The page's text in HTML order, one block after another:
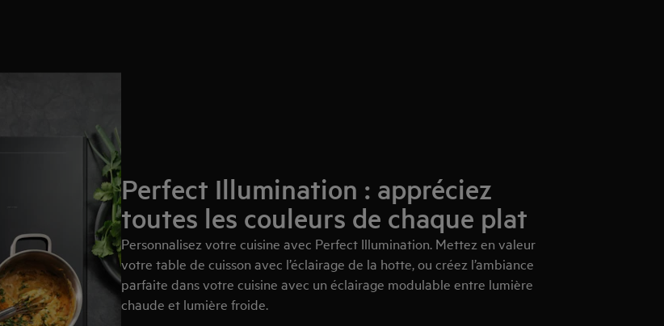
Perfect Illumination : appréciez
toutes les couleurs de chaque plat
Personnalisez votre cuisine avec Perfect Illumination. Mettez en valeur
votre table de cuisson avec l’éclairage de la hotte, ou créez l’ambiance
parfaite dans votre cuisine avec un éclairage modulable entre lumière
chaude et lumière froide.